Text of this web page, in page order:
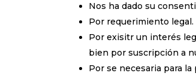
Nos ha dado su
Por requerimiento legal.
Por exisitr un interés
bien por suscripción a
Por se necesaria para